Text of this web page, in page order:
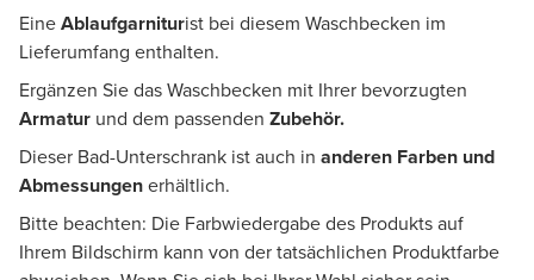
EineAblaufgarniturist bei diesem Waschbecken im
Lieferumfang enthalten.
Ergänzen Sie das Waschbecken mit Ihrer bevorzugten
Armatur und dem passenden Zubehör.
Dieser Bad-Unterschrank ist auch in anderen Farben und
Abmessungenerhältlich.
Bitte beachten: Die Farbwiedergabe des Produkts auf
Ihrem Bildschirm kann von der tatsächlichen Produktfarbe